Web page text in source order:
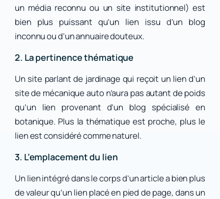
un média reconnu ou un site institutionnel) est
bien plus puissant qu’un lien issu d’un blog
inconnu ou d’un annuaire douteux.
2. La pertinence thématique
Un site parlant de jardinage qui reçoit un lien d’un
site de mécanique auto n’aura pas autant de poids
qu’un lien provenant d’un blog spécialisé en
botanique. Plus la thématique est proche, plus le
lien est considéré comme naturel.
3. L’emplacement du lien
Un lien intégré dans le corps d’un article a bien plus
de valeur qu’un lien placé en pied de page, dans un